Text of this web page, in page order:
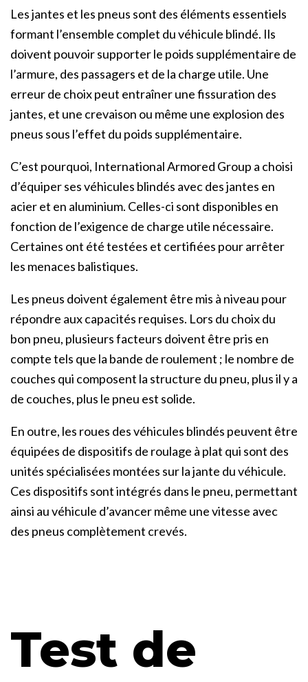
Les jantes et les pneus sont des éléments essentiels
formant l’ensemble complet du véhicule blindé. Ils
doivent pouvoir supporter le poids supplémentaire de
l’armure, des passagers et de la charge utile. Une
erreur de choix peut entraîner une fissuration des
jantes, et une crevaison ou même une explosion des
pneus sous l’effet du poids supplémentaire.
C’est pourquoi, International Armored Group a choisi
d’équiper ses véhicules blindés avec des jantes en
acier et en aluminium. Celles-ci sont disponibles en
fonction de l’exigence de charge utile nécessaire.
Certaines ont été testées et certifiées pour arrêter
les menaces balistiques.
Les pneus doivent également être mis à niveau pour
répondre aux capacités requises. Lors du choix du
bon pneu, plusieurs facteurs doivent être pris en
compte tels que la bande de roulement ; le nombre de
couches qui composent la structure du pneu, plus il y a
de couches, plus le pneu est solide.
En outre, les roues des véhicules blindés peuvent être
équipées de dispositifs de roulage à plat qui sont des
unités spécialisées montées sur la jante du véhicule.
Ces dispositifs sont intégrés dans le pneu, permettant
ainsi au véhicule d’avancer même une vitesse avec
des pneus complètement crevés.
Test de